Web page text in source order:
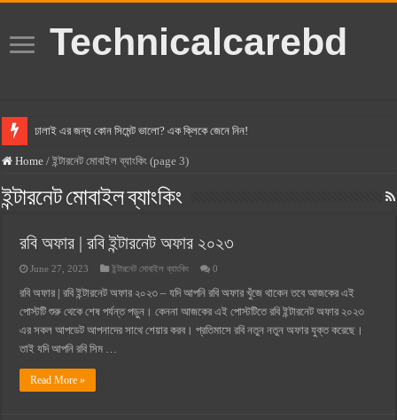
Technicalcarebd
ঢালাই এর জন্য কোন সিমেন্ট ভালো? এক ক্লিকে জেনে নিন!
বসুন্ধরা সিমেন্ট এর দাম ২০২৫
স্ক্যান সিমেন্ট এর দাম ২০২৫
সুপারক্রিট সিমেন্ট দাম ২০২৫
জুডিশিয়াল ম্যাজিস্ট্রেট কি? জুডিশিয়াল ম্যাজিস্ট্রেট এর সুযোগ সুবিধা
ওয়ালটন মোবাইল কিস্তিতে কেনার নিয়ম ২০২৫
ওয়ালটন টিভি কিস্তিতে কেনার নিয়ম ২০২৫
জেনে নিন, বর্তমানে মোবাইল ঘড়ি দাম কত ২০২৫
Home / ইন্টারনেট মোবাইল ব্যাংকিং (page 3)
ইন্টারনেট মোবাইল ব্যাংকিং
রবি অফার | রবি ইন্টারনেট অফার ২০২৩
June 27, 2023 ইন্টারনেট মোবাইল ব্যাংকিং 0
রবি অফার | রবি ইন্টারনেট অফার ২০২৩ – যদি আপনি রবি অফার খুঁজে থাকেন তবে আজকের এই
পোস্টটি শুরু থেকে শেষ পর্যন্ত পড়ুন। কেননা আজকের এই পোস্টটিতে রবি ইন্টারনেট অফার ২০২৩
এর সকল আপডেট আপনাদের সাথে শেয়ার করব। প্রতিমাসে রবি নতুন নতুন অফার যুক্ত করেছে।
তাই যদি আপনি রবি সিম …
Read More »